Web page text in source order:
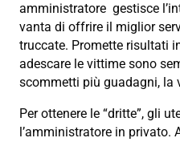
amministratore gestisce
vanta di offrire il miglior
truccate. Promette risultati
adescare le vittime sono
scommetti più guadagni, la
Per ottenere le “dritte”, gli
l’amministratore in privato.